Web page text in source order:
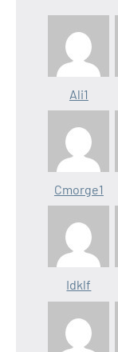
Ali1
Cmorge1
Idklf